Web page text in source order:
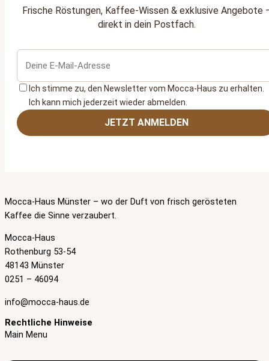
Frische Röstungen, Kaffee‑Wissen & exklusive Angebote
direkt in dein Postfach.
Ich stimme zu, den Newsletter vom Mocca‑Haus zu erhalten.
Ich kann mich jederzeit wieder abmelden.
JETZT ANMELDEN
Mocca-Haus Münster – wo der Duft von frisch gerösteten
Kaffee die Sinne verzaubert.
Mocca-Haus
Rothenburg 53-54
48143 Münster
0251 – 46094
info@mocca-haus.de
Rechtliche Hinweise
Main Menu